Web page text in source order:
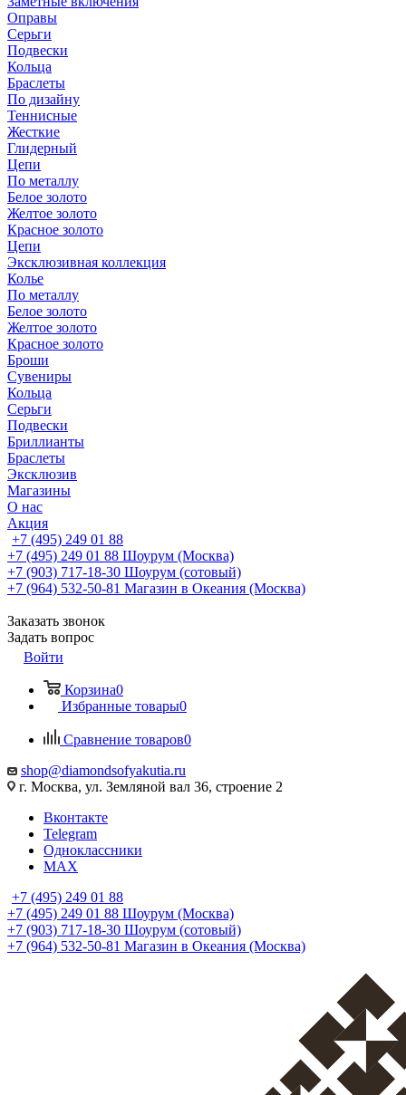
Оправы
Серьги
Подвески
Кольца
Браслеты
По дизайну
Теннисные
Жесткие
Глидерный
Цепи
По металлу
Белое золото
Желтое золото
Красное золото
Цепи
Эксклюзивная коллекция
Колье
По металлу
Белое золото
Желтое золото
Красное золото
Броши
Сувениры
Кольца
Серьги
Подвески
Бриллианты
Браслеты
Эксклюзив
Магазины
О нас
Акция
+7 (495) 249 01 88
+7 (495) 249 01 88 Шоурум (Москва)
+7 (903) 717-18-30 Шоурум (сотовый)
+7 (964) 532-50-81 Магазин в Океания (Москва)
Заказать звонок
Задать вопрос
Войти
Корзина0
Избранные товары0
Сравнение товаров0
shop@diamondsofyakutia.ru
г. Москва, ул. Земляной вал 36, строение 2
Вконтакте
Telegram
Одноклассники
MAX
+7 (495) 249 01 88
+7 (495) 249 01 88 Шоурум (Москва)
+7 (903) 717-18-30 Шоурум (сотовый)
+7 (964) 532-50-81 Магазин в Океания (Москва)